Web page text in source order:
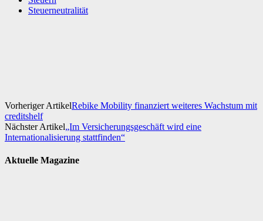
Steuerneutralität
Vorheriger ArtikelRebike Mobility finanziert weiteres Wachstum mit
creditshelf
Nächster Artikel„Im Versicherungsgeschäft wird eine
Internationalisierung stattfinden“
Aktuelle Magazine